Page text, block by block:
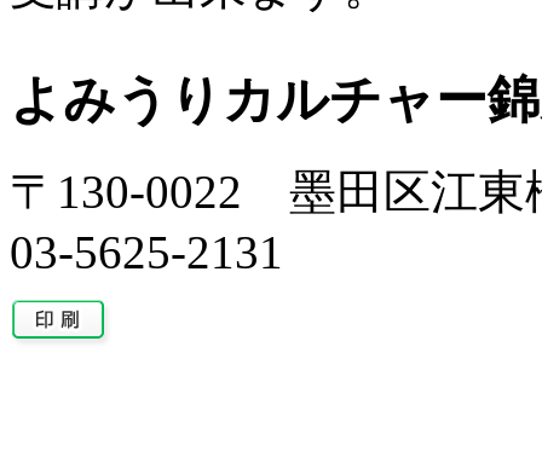
よみうりカルチャー
〒130-0022 墨田区江東
03-5625-2131